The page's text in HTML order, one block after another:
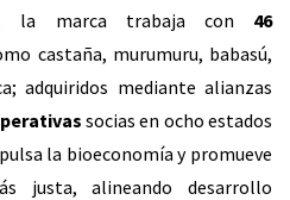
la marca trabaja con 46
castaña, murumuru, babasú,
adquiridos mediante alianzas
socias en ocho estados
la bioeconomía y promueve
justa, alineando desarrollo